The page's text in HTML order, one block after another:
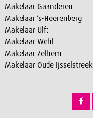
Makelaar Gaanderen
Makelaar ‘s-Heerenberg
Makelaar Ulft
Makelaar Wehl
Makelaar Zelhem
Makelaar Oude Ijsselstreek